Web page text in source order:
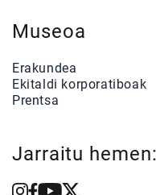
Museoa
Erakundea
Ekitaldi korporatiboak
Prentsa
Jarraitu hemen: